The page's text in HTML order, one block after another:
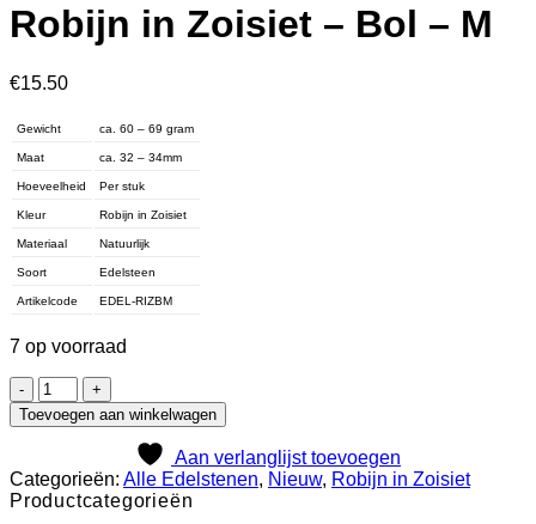
Robijn in Zoisiet – Bol – M
€15.50
Gewicht ca. 60 – 69 gram
Maat ca. 32 – 34mm
Hoeveelheid Per stuk
Kleur Robijn in Zoisiet
Materiaal Natuurlijk
Soort Edelsteen
Artikelcode EDEL-RIZBM
7 op voorraad
Robijn
in
Zoisiet
Bol
-
Toevoegen aan winkelwagen
Aan verlanglijst toevoegen
Categorieën: Alle Edelstenen, Nieuw, Robijn in Zoisiet
Productcategorieën